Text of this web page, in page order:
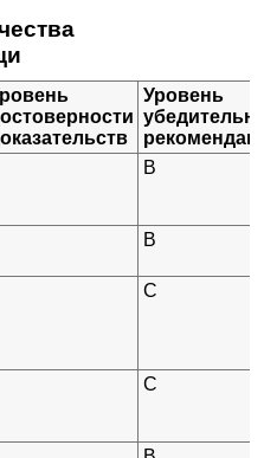
Уровень
В
В
С
С